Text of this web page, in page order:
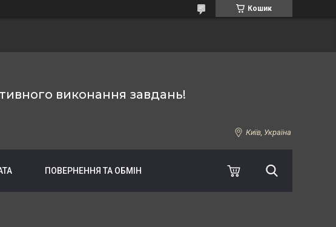
Кошик
виконання завдань!
Київ, Україна
ПОВЕРНЕННЯ ТА ОБМІН